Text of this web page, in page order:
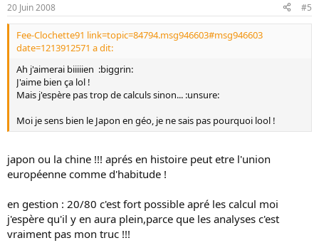
20 Juin 2008 #5
Fee-Clochette91 link=topic=84794.msg946603#msg946603
date=1213912571 a dit:
Ah j'aimerai biiiiien :biggrin:
J'aime bien ça lol !
Mais j'espère pas trop de calculs sinon... :unsure:
Moi je sens bien le Japon en géo, je ne sais pas pourquoi lool !
japon ou la chine !!! aprés en histoire peut etre l'union
européenne comme d'habitude !
en gestion : 20/80 c'est fort possible apré les calcul moi
j'espère qu'il y en aura plein,parce que les analyses c'est
vraiment pas mon truc !!!